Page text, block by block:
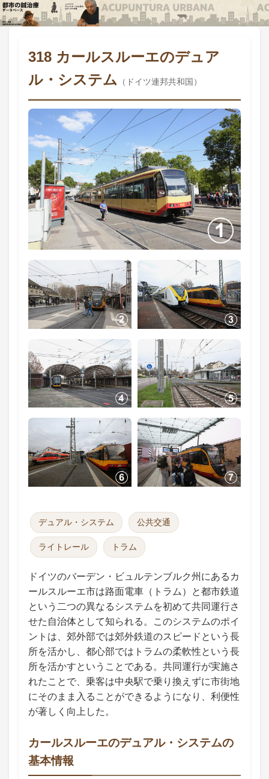
318 カールスルーエのデュア
ル・システム
（ドイツ連邦共和国）
デュアル・システム 公共交通
ライトレール トラム
ドイツのバーデン・ビュルテンブルク州にあるカ
ールスルーエ市は路面電車（トラム）と都市鉄道
という二つの異なるシステムを初めて共同運行さ
せた自治体として知られる。このシステムのポイ
ントは、郊外部では郊外鉄道のスピードという長
所を活かし、都心部ではトラムの柔軟性という長
所を活かすということである。共同運行が実施さ
れたことで、乗客は中央駅で乗り換えずに市街地
にそのまま入ることができるようになり、利便性
が著しく向上した。
カールスルーエのデュアル・システムの
基本情報